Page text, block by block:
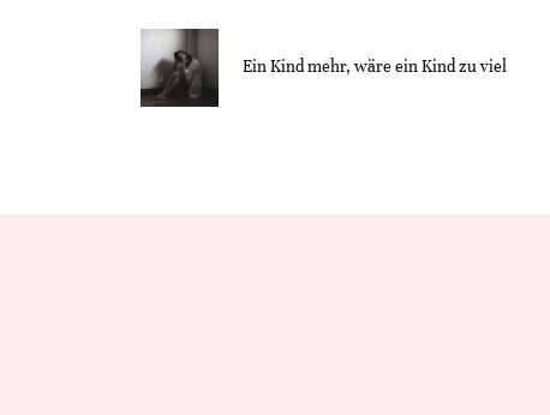
Ein Kind mehr, wäre ein Kind zu viel